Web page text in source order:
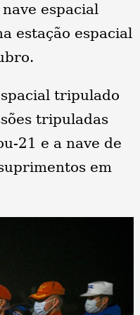
espacial
estação espacial
tripulado
tripuladas
21 e a nave de
em